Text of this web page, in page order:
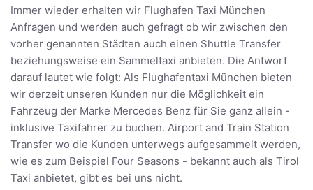
Immer wieder erhalten wir Flughafen Taxi München
Anfragen und werden auch gefragt ob wir zwischen den
vorher genannten Städten auch einen Shuttle Transfer
beziehungsweise ein Sammeltaxi anbieten. Die Antwort
darauf lautet wie folgt: Als Flughafentaxi München bieten
wir derzeit unseren Kunden nur die Möglichkeit ein
Fahrzeug der Marke Mercedes Benz für Sie ganz allein -
inklusive Taxifahrer zu buchen. Airport and Train Station
Transfer wo die Kunden unterwegs aufgesammelt werden,
wie es zum Beispiel Four Seasons - bekannt auch als Tirol
Taxi anbietet, gibt es bei uns nicht.